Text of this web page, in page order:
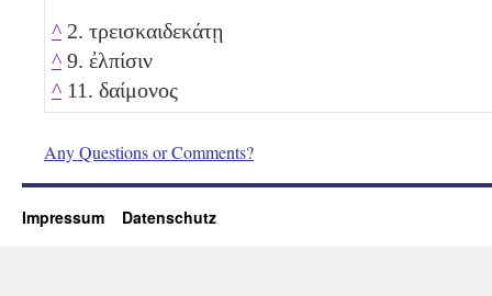
^ 2. τρεισκαιδεκάτῃ
^ 9. ἐλπίσιν
^ 11. δαίμονος
Any Questions or Comments?
Impressum Datenschutz